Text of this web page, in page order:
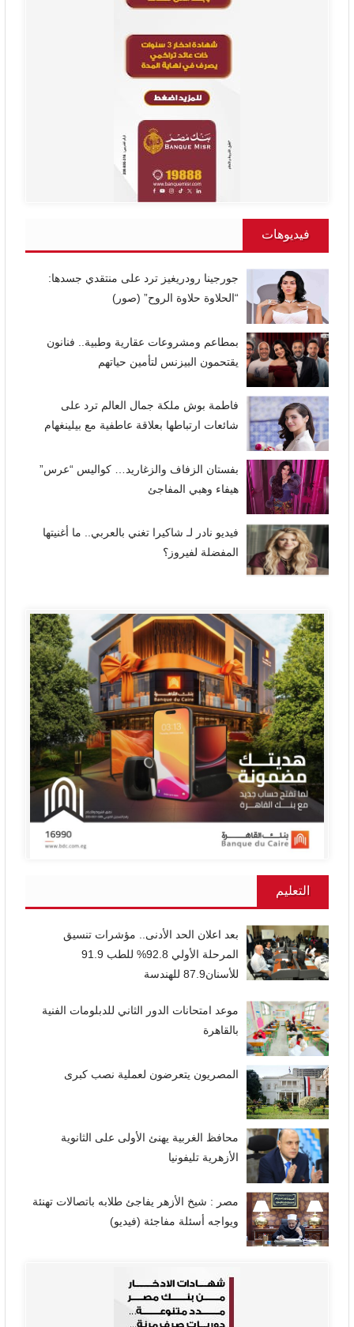
فيديوهات
جورجينا رودريغيز ترد على منتقدي جسدها:
“الحلاوة حلاوة الروح” (صور)
بمطاعم ومشروعات عقارية وطبية.. فنانون
يقتحمون البيزنس لتأمين حياتهم
فاطمة بوش ملكة جمال العالم ترد على
شائعات ارتباطها بعلاقة عاطفية مع بيلينغهام
بفستان الزفاف والزغاريد… كواليس “عرس”
هيفاء وهبي المفاجئ
فيديو نادر لـ شاكيرا تغني بالعربي.. ما أغنيتها
المفضلة لفيروز؟
التعليم
بعد اعلان الحد الأدنى.. مؤشرات تنسيق
المرحلة الأولي 92.8% للطب 91.9
للأسنان87.9 للهندسة
موعد امتحانات الدور الثاني للدبلومات الفنية
بالقاهرة
المصريون يتعرضون لعملية نصب كبرى
محافظ الغربية يهنئ الأولى على الثانوية
الأزهرية تليفونيا
مصر : شيخ الأزهر يفاجئ طلابه باتصالات تهنئة
ويواجه أسئلة مفاجئة (فيديو)